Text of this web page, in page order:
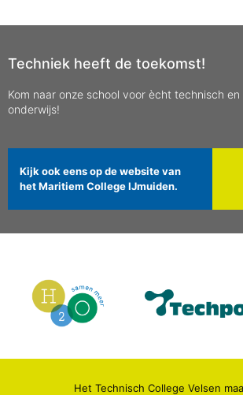
Techniek heeft de toekomst!
Kom naar onze school voor ècht technisch en
onderwijs!
Kijk ook eens op de website van
het Maritiem College IJmuiden.
Het Technisch College Velsen